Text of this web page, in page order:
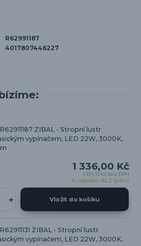
R62991187
4017807446227
ZIBAL - Stropní lustr
vypínačem, LED 22W, 3000K,
1 336,00 Kč
1 104,13 Kč bez DPH
K odeslání do 2 týdnů
Vložit do košíku
ZIBAL - Stropní lustr
vypínačem, LED 22W, 3000K,